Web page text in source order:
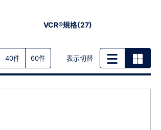
VCR®規格(27)
40件 60件 表示切替